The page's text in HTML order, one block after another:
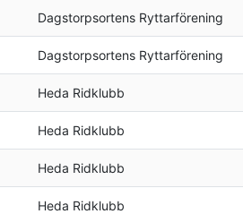
Dagstorpsortens Ryttarförening
Dagstorpsortens Ryttarförening
Heda Ridklubb
Heda Ridklubb
Heda Ridklubb
Heda Ridklubb